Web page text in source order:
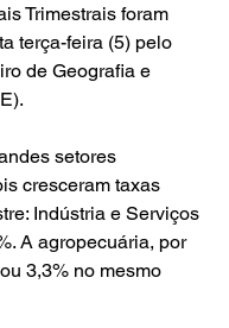
Trimestrais foram
terça-feira (5) pelo
de Geografia e
setores
cresceram taxas
Indústria e Serviços
A agropecuária, por
3,3% no mesmo